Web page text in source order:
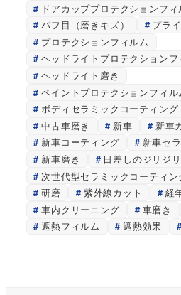
ドアカッププロテクションフィ
バフ目（磨きキズ）
プラ
プロテクションフィルム
ヘッドライトプロテクションフ
ヘッドライト磨き
ペイントプロテクションフィル
ボディセラミックコーティング
中古車磨き
新車
新車
新車コーティング
新車セ
新車磨き
日差しのジリジ
次世代型セラミックコーティン
研磨
紫外線カット 経
車内クリーニング
車磨き
遮熱フィルム
遮熱効果